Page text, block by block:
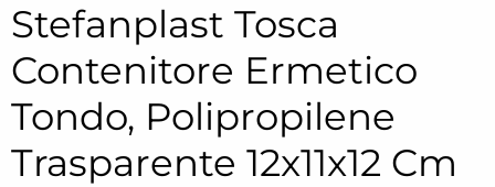
Stefanplast Tosca
Contenitore Ermetico
Tondo, Polipropilene
Trasparente 12x11x12 Cm